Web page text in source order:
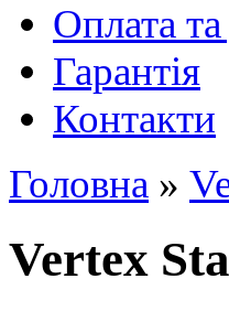
Оплата
Гарантія
Контакти
Головна »
Vertex